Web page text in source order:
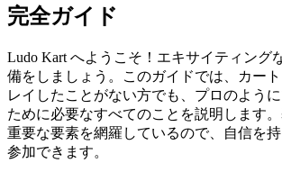
完全ガイド
Ludo Kart へようこそ！エキサイティング
備をしましょう。このガイドでは、カー
レイしたことがない方でも、プロのよう
ために必要なすべてのことを説明します。
重要な要素を網羅しているので、自信を
参加できます。